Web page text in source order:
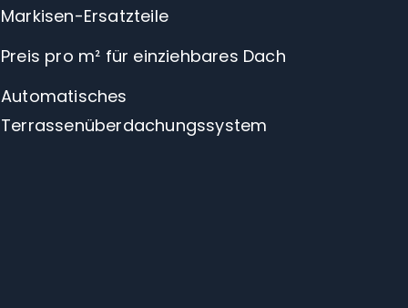
Markisen-Ersatzteile
Preis pro m² für einziehbares Dach
Automatisches
Terrassenüberdachungssystem